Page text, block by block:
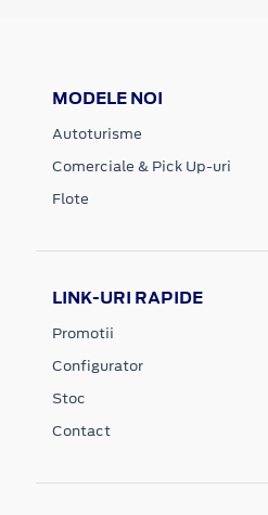
MODELE NOI
Autoturisme
Comerciale & Pick Up-uri
Flote
LINK-URI RAPIDE
Promotii
Configurator
Stoc
Contact